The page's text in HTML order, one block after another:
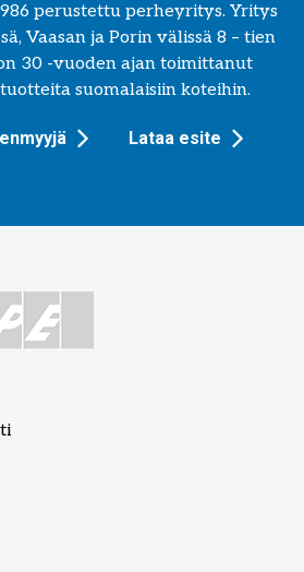
perustettu perheyritys. Yritys
Vaasan ja Porin välissä 8 – tien
30 -vuoden ajan toimittanut
suomalaisiin koteihin.
Lataa esite